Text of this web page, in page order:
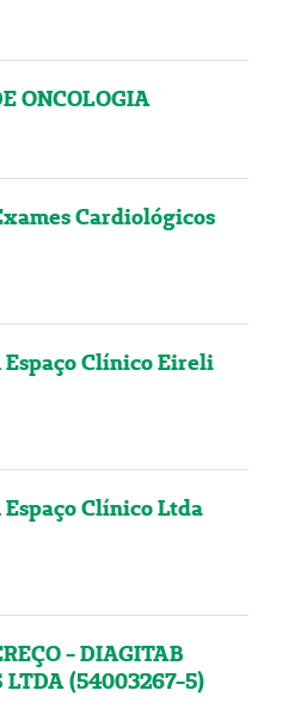
ONCOLOGIA
Cardiológicos
Clínico Eireli
Clínico Ltda
- DIAGITAB
LTDA (54003267-5)